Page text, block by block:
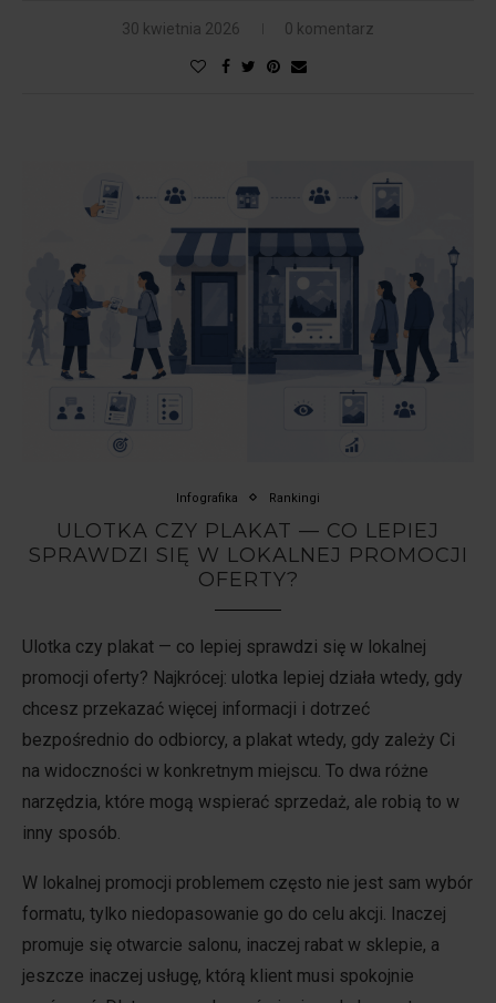
30 kwietnia 2026 0 komentarz
Infografika Rankingi
ULOTKA CZY PLAKAT — CO LEPIEJ
SPRAWDZI SIĘ W LOKALNEJ PROMOCJI
OFERTY?
Ulotka czy plakat — co lepiej sprawdzi się w lokalnej
promocji oferty? Najkrócej: ulotka lepiej działa wtedy, gdy
chcesz przekazać więcej informacji i dotrzeć
bezpośrednio do odbiorcy, a plakat wtedy, gdy zależy Ci
na widoczności w konkretnym miejscu. To dwa różne
narzędzia, które mogą wspierać sprzedaż, ale robią to w
inny sposób.
W lokalnej promocji problemem często nie jest sam wybór
formatu, tylko niedopasowanie go do celu akcji. Inaczej
promuje się otwarcie salonu, inaczej rabat w sklepie, a
jeszcze inaczej usługę, którą klient musi spokojnie